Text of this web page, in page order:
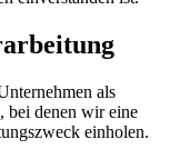
als
bei denen wir eine
einholen.